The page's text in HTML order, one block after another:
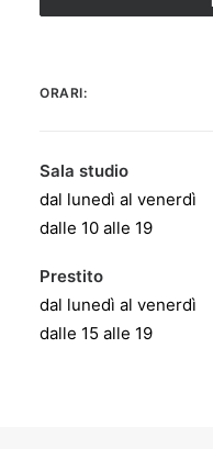
ORARI:
Sala studio
dal lunedì al venerdì
dalle 10 alle 19
Prestito
dal lunedì al venerdì
dalle 15 alle 19